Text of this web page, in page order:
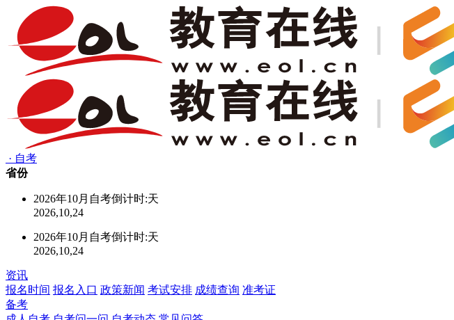
· 自考
省份
2026年10月自考倒计时:天
2026,10,24
2026年10月自考倒计时:天
2026,10,24
资讯
报名时间 报名入口 政策新闻 考试安排 成绩查询 准考证
备考